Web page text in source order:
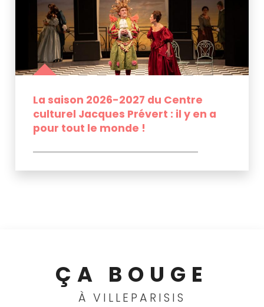
La saison 2026-2027 du Centre
culturel Jacques Prévert : il y en a
pour tout le monde !
ÇA BOUGE
À VILLEPARISIS